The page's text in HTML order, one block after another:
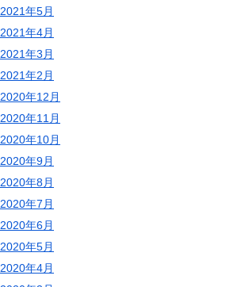
2021年5月
2021年4月
2021年3月
2021年2月
2020年12月
2020年11月
2020年10月
2020年9月
2020年8月
2020年7月
2020年6月
2020年5月
2020年4月